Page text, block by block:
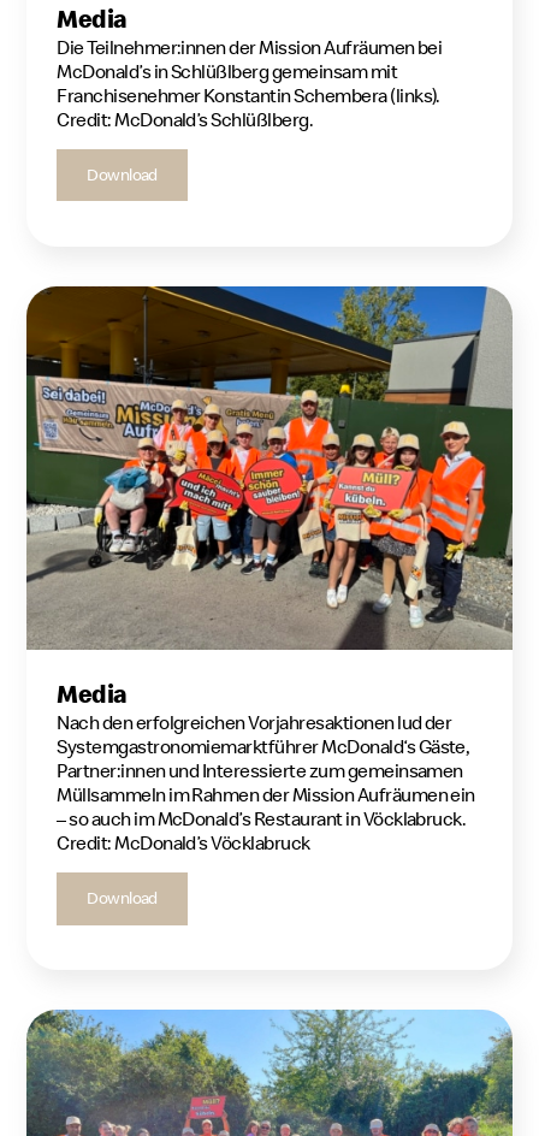
Media
Die Teilnehmer:innen der Mission Aufräumen bei
McDonald’s in Schlüßlberg gemeinsam mit
Franchisenehmer Konstantin Schembera (links).
Credit: McDonald’s Schlüßlberg.
Download
Media
Nach den erfolgreichen Vorjahresaktionen lud der
Systemgastronomiemarktführer McDonald‘s Gäste,
Partner:innen und Interessierte zum gemeinsamen
Müllsammeln im Rahmen der Mission Aufräumen ein
– so auch im McDonald’s Restaurant in Vöcklabruck.
Credit: McDonald’s Vöcklabruck
Download